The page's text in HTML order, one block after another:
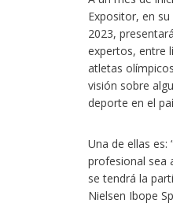
Expositor, en
2023,
expertos, entre
atletas
visión sobre
deporte en el
Una de ellas
profesional sea
se tendrá la
Nielsen Ibope